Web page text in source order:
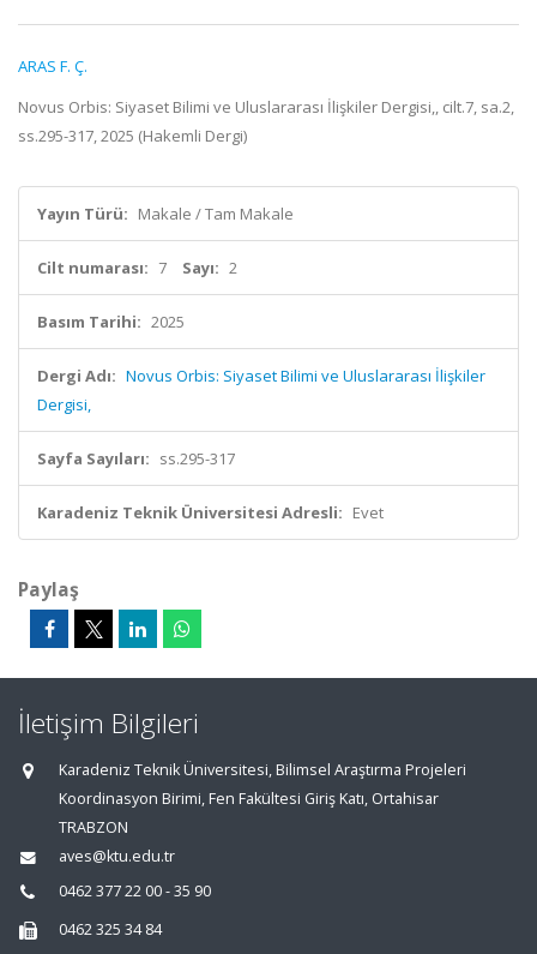
ARAS F. Ç.
Novus Orbis: Siyaset Bilimi ve Uluslararası İlişkiler Dergisi,, cilt.7, sa.2,
ss.295-317, 2025 (Hakemli Dergi)
Yayın Türü: Makale / Tam Makale
Cilt numarası: 7 Sayı: 2
Basım Tarihi: 2025
Dergi Adı: Novus Orbis: Siyaset Bilimi ve Uluslararası İlişkiler
Dergisi,
Sayfa Sayıları: ss.295-317
Karadeniz Teknik Üniversitesi Adresli: Evet
Paylaş
İletişim Bilgileri
Karadeniz Teknik Üniversitesi, Bilimsel Araştırma Projeleri
Koordinasyon Birimi, Fen Fakültesi Giriş Katı, Ortahisar
TRABZON
aves@ktu.edu.tr
0462 377 22 00 - 35 90
0462 325 34 84